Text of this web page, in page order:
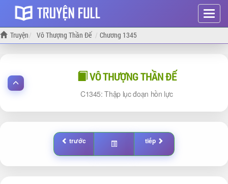
Hiện
menu
Truyện Vô Thượng Thần Đế Chương 1345
VÔ THƯỢNG THẦN ĐẾ
1345: Thập lục đoạn hồn lực
trước tiếp